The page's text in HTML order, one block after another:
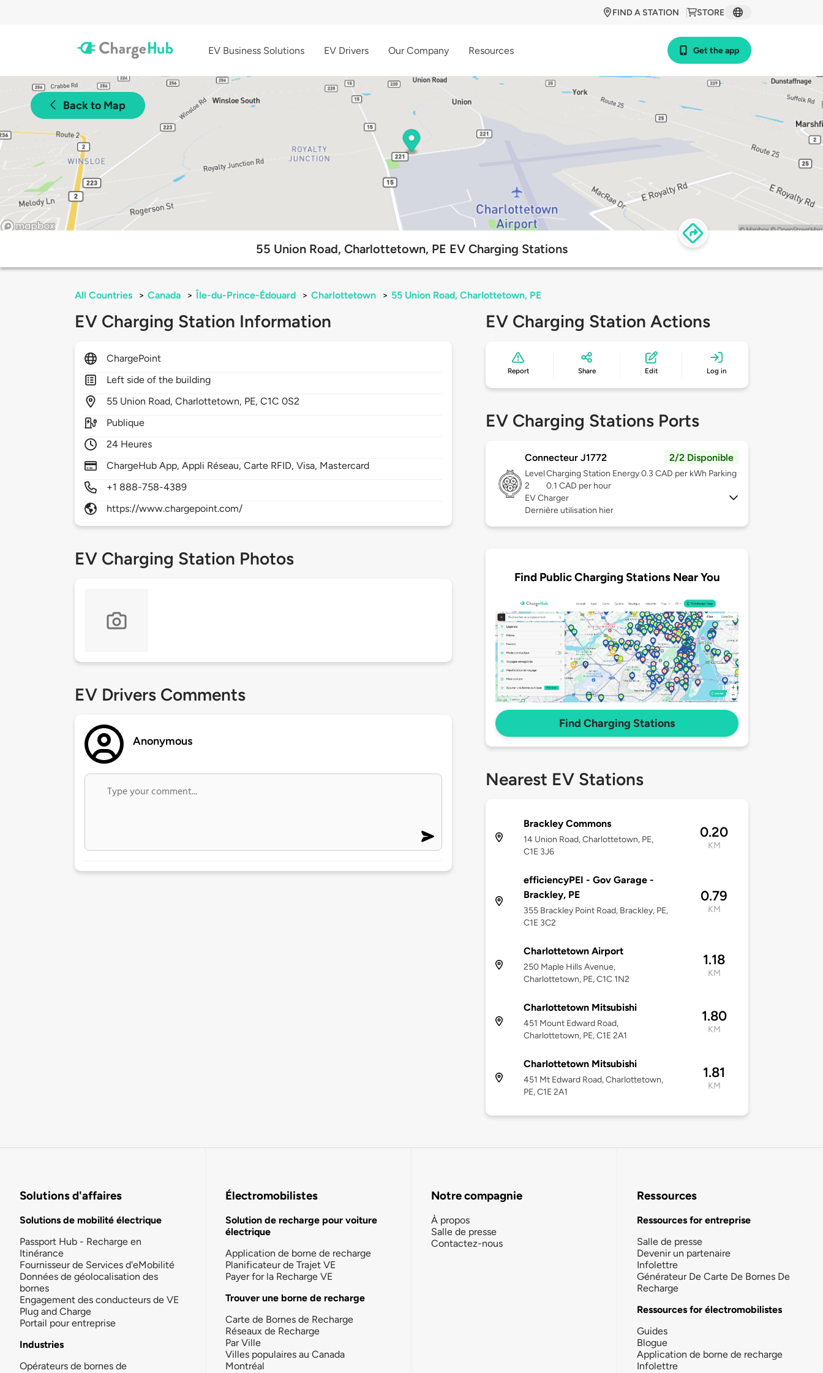
STORE
FIND A STATION
EV Business Solutions EV Drivers Our Company Resources Get the app
Back to Map
55 Union Road, Charlottetown, PE EV Charging Stations
All Countries > Canada > Île-du-Prince-Édouard > Charlottetown > 55 Union Road, Charlottetown, PE
EV Charging Station Information
ChargePoint
Left side of the building
55 Union Road,Charlottetown, PE,C1C 0S2
Publique
24 Heures
ChargeHub App, Appli Réseau, Carte RFID, Visa, Mastercard
+1 888-758-4389
https://www.chargepoint.com/
EV Charging Station Photos
EV Drivers Comments
Anonymous
EV Charging Station Actions
Report Share Edit Log in
EV Charging Stations Ports
Connecteur J1772 2/2 Disponible
Level
2
Charging Station Energy 0.3 CAD per kWh Parking
0.1 CAD per hour
EV Charger
Dernière utilisation hier
Find Public Charging Stations Near You
Find Charging Stations
Nearest EV Stations
Brackley Commons
14 Union Road, Charlottetown, PE,
C1E 3J6
0.20
KM
efficiencyPEI - Gov Garage -
Brackley, PE
355 Brackley Point Road, Brackley, PE,
C1E 3C2
0.79
KM
Charlottetown Airport
250 Maple Hills Avenue,
Charlottetown, PE, C1C 1N2
1.18
KM
Charlottetown Mitsubishi
451 Mount Edward Road,
Charlottetown, PE, C1E 2A1
1.80
KM
Charlottetown Mitsubishi
451 Mt Edward Road, Charlottetown,
PE, C1E 2A1
1.81
KM
Solutions d'affaires
Solutions de mobilité électrique
Passport Hub - Recharge en
Itinérance
Fournisseur de Services d'eMobilité
Données de géolocalisation des
bornes
Engagement des conducteurs de VE
Plug and Charge
Portail pour entreprise
Industries
Opérateurs de bornes de
Électromobilistes
Solution de recharge pour voiture
électrique
Application de borne de recharge
Planificateur de Trajet VE
Payer for la Recharge VE
Trouver une borne de recharge
Carte de Bornes de Recharge
Réseaux de Recharge
Par Ville
Villes populaires au Canada
Montréal
Notre compagnie
À propos
Salle de presse
Contactez-nous
Ressources
Ressources for entreprise
Salle de presse
Devenir un partenaire
Infolettre
Générateur De Carte De Bornes De
Recharge
Ressources for électromobilistes
Guides
Blogue
Application de borne de recharge
Infolettre